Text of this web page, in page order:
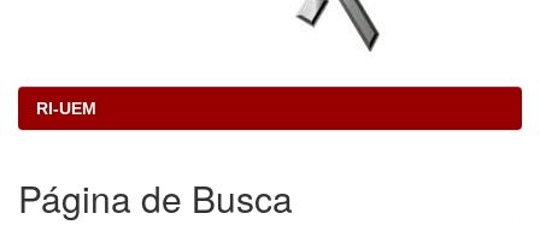
RI-UEM
Página de Busca